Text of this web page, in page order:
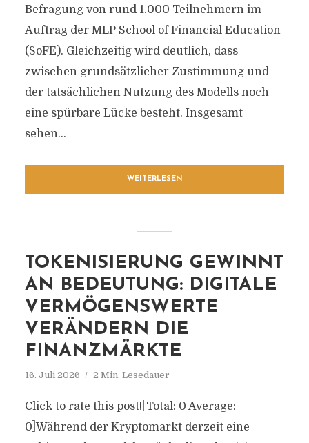
Befragung von rund 1.000 Teilnehmern im
Auftrag der MLP School of Financial Education
(SoFE). Gleichzeitig wird deutlich, dass
zwischen grundsätzlicher Zustimmung und
der tatsächlichen Nutzung des Modells noch
eine spürbare Lücke besteht. Insgesamt
sehen...
WEITERLESEN
TOKENISIERUNG GEWINNT
AN BEDEUTUNG: DIGITALE
VERMÖGENSWERTE
VERÄNDERN DIE
FINANZMÄRKTE
16. Juli 2026 2 Min. Lesedauer
Click to rate this post![Total: 0 Average:
0]Während der Kryptomarkt derzeit eine